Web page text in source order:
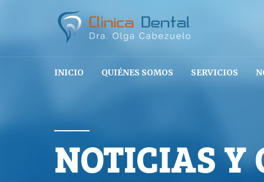
INICIO QUIÉNES SOMOS SERVICIOS
NOTICIAS Y